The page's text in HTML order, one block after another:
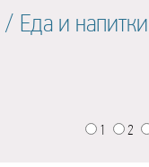
/ Еда и напитки
1 2